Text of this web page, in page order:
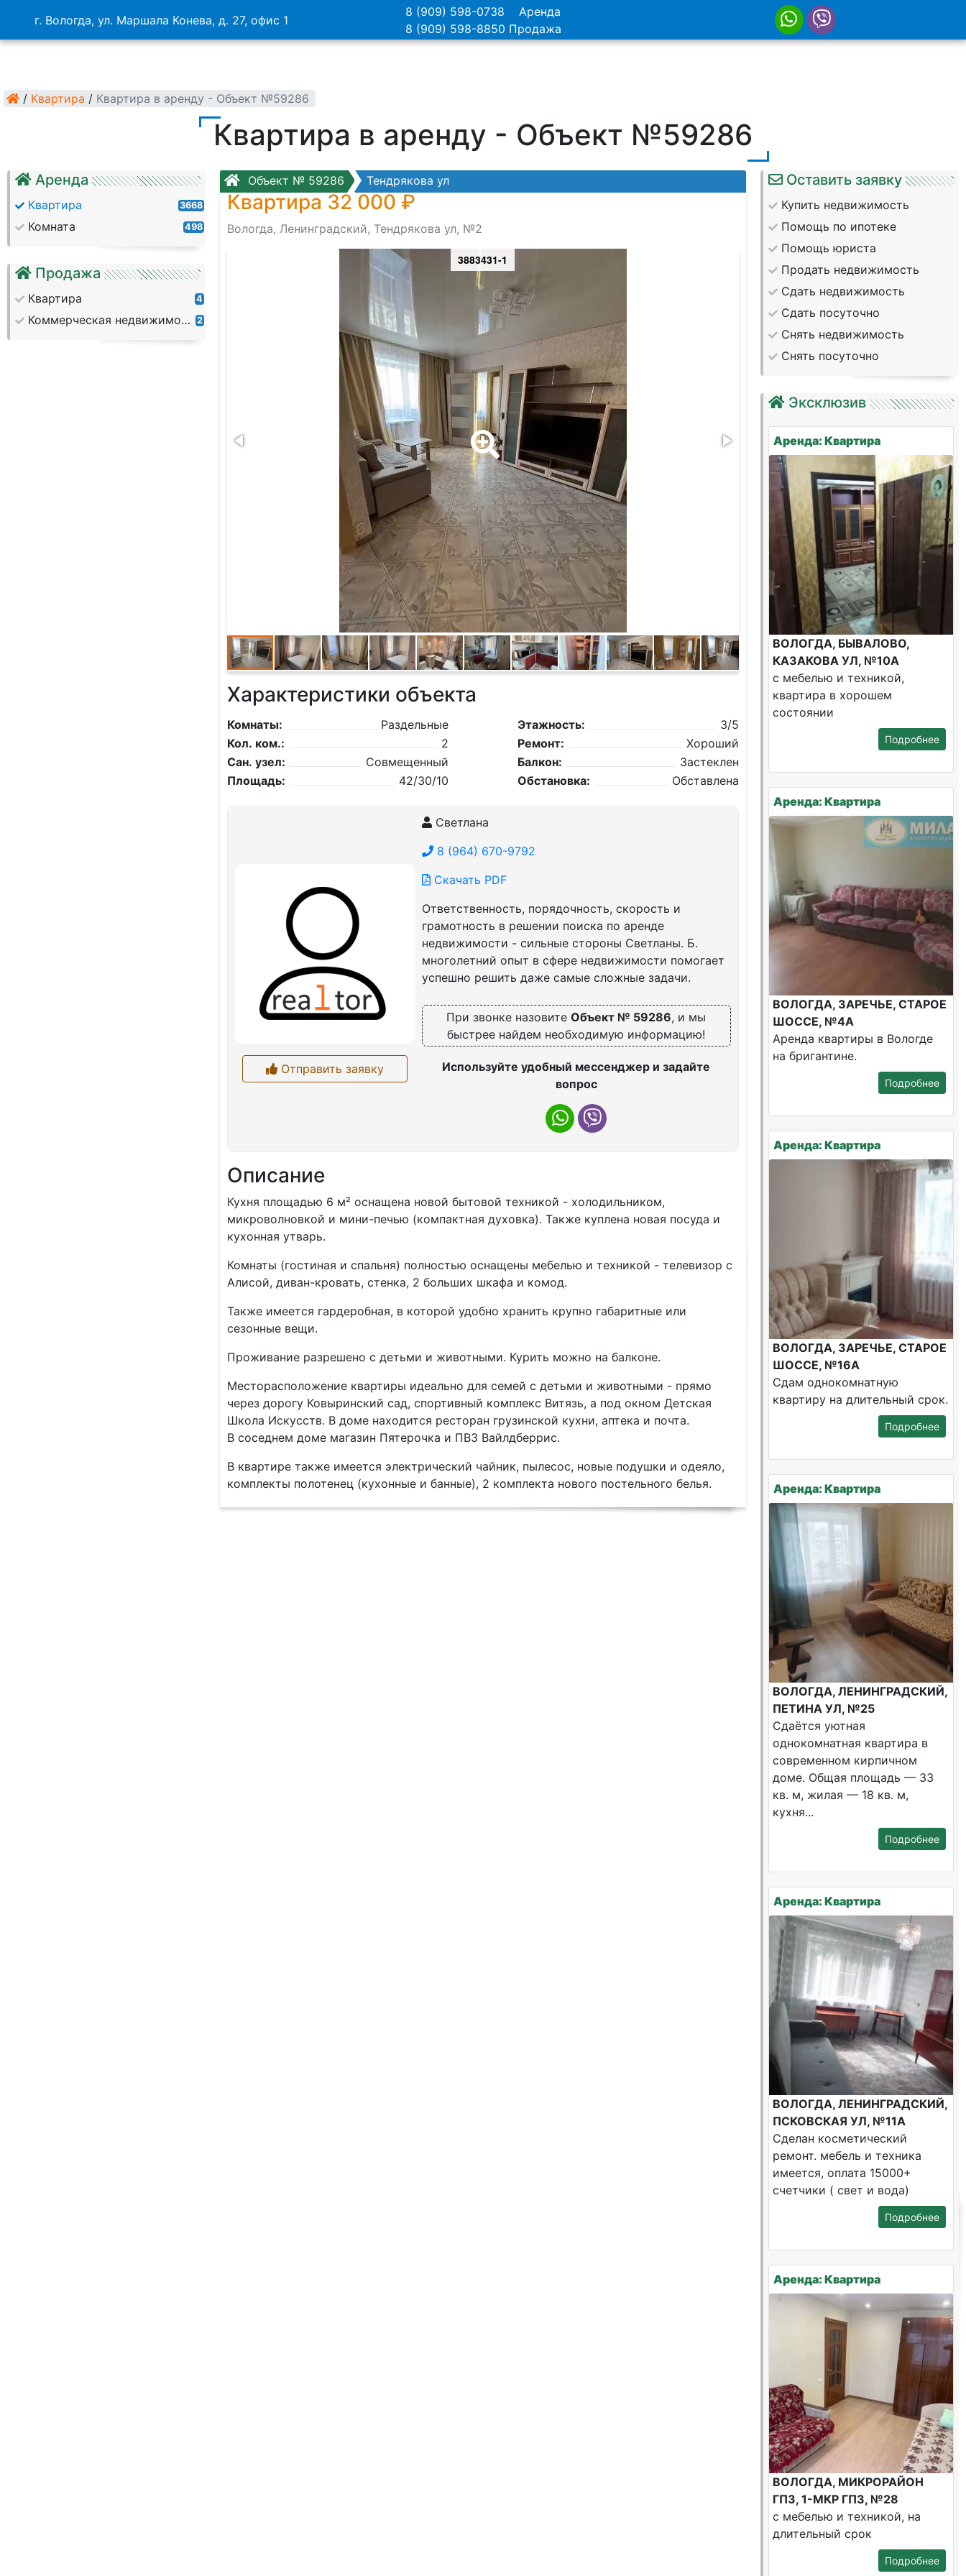
г. Вологда, ул. Маршала Конева, д. 27, офис 1
8 (909) 598-0738 Аренда
8 (909) 598-8850 Продажа
/ Квартира / Квартира в аренду - Объект №59286
Квартира в аренду - Объект №59286
Аренда
Квартира 3668
Комната 498
Продажа
Квартира 4
Коммерческая недвижимость 2
Объект № 59286 Тендрякова ул
Квартира 32 000 ₽
Вологда, Ленинградский, Тендрякова ул, №2
3883431-1
Характеристики объекта
Комнаты:
Раздельные
Кол. ком.:
2
Сан. узел:
Совмещенный
Площадь:
42/30/10
Этажность:
3/5
Ремонт:
Хороший
Балкон:
Застеклен
Обстановка:
Обставлена
Отправить заявку
Светлана
8 (964) 670-9792
Скачать PDF
Ответственность, порядочность, скорость и
грамотность в решении поиска по аренде
недвижимости - сильные стороны Светланы. Б.
многолетний опыт в сфере недвижимости помогает
успешно решить даже самые сложные задачи.
При звонке назовитеОбъект № 59286, и мы
быстрее найдем необходимую информацию!
Используйте удобный мессенджер и задайте
вопрос
Описание
Кухня площадью 6 м² оснащена новой бытовой техникой - холодильником,
микроволновкой и мини-печью (компактная духовка). Также куплена новая посуда и
кухонная утварь.
Комнаты (гостиная и спальня) полностью оснащены мебелью и техникой - телевизор с
Алисой, диван-кровать, стенка, 2 больших шкафа и комод.
Также имеется гардеробная, в которой удобно хранить крупно габаритные или
сезонные вещи.
Проживание разрешено с детьми и животными. Курить можно на балконе.
Месторасположение квартиры идеально для семей с детьми и животными - прямо
через дорогу Ковыринский сад, спортивный комплекс Витязь, а под окном Детская
Школа Искусств. В доме находится ресторан грузинской кухни, аптека и почта.
В соседнем доме магазин Пятерочка и ПВЗ Вайлдберрис.
В квартире также имеется электрический чайник, пылесос, новые подушки и одеяло,
комплекты полотенец (кухонные и банные), 2 комплекта нового постельного белья.
Оставить заявку
Купить недвижимость
Помощь по ипотеке
Помощь юриста
Продать недвижимость
Сдать недвижимость
Сдать посуточно
Снять недвижимость
Снять посуточно
Эксклюзив
Аренда: Квартира
ВОЛОГДА, БЫВАЛОВО,
КАЗАКОВА УЛ, №10А
с мебелью и техникой,
квартира в хорошем
состоянии
Подробнее
Аренда: Квартира
ВОЛОГДА, ЗАРЕЧЬЕ, СТАРОЕ
ШОССЕ, №4А
Аренда квартиры в Вологде
на бригантине.
Подробнее
Аренда: Квартира
ВОЛОГДА, ЗАРЕЧЬЕ, СТАРОЕ
ШОССЕ, №16А
Сдам однокомнатную
квартиру на длительный срок.
Подробнее
Аренда: Квартира
ВОЛОГДА, ЛЕНИНГРАДСКИЙ,
ПЕТИНА УЛ, №25
Сдаётся уютная
однокомнатная квартира в
современном кирпичном
доме. Общая площадь — 33
кв. м, жилая — 18 кв. м,
кухня...
Подробнее
Аренда: Квартира
ВОЛОГДА, ЛЕНИНГРАДСКИЙ,
ПСКОВСКАЯ УЛ, №11А
Сделан косметический
ремонт. мебель и техника
имеется, оплата 15000+
счетчики ( свет и вода)
Подробнее
Аренда: Квартира
ВОЛОГДА, МИКРОРАЙОН
ГПЗ, 1-МКР ГПЗ, №28
с мебелью и техникой, на
длительный срок
Подробнее